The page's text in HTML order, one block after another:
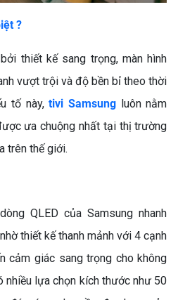
?
thiết kế sang trọng, màn hình
vượt trội và độ bền bỉ theo thời
tố này,tivi Samsung luôn nằm
ưa chuộng nhất tại thị trường
trên thế giới.
QLED của Samsung nhanh
thiết kế thanh mảnh với 4 cạnh
cảm giác sang trọng cho không
nhiều lựa chọn kích thước như 50